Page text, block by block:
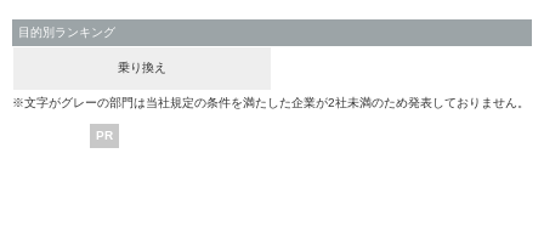
目的別ランキング
乗り換え
※文字がグレーの部門は当社規定の条件を満たした企業が2社未満のため発表しておりません。
PR